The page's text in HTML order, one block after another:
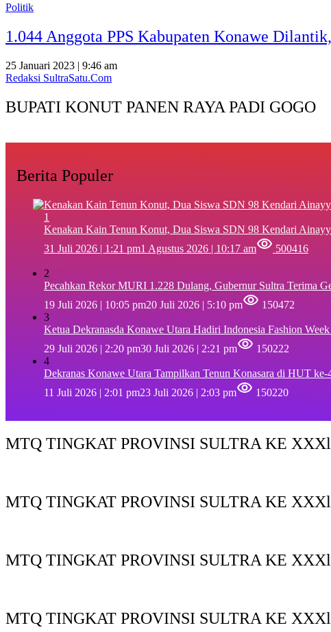
Politik
1.044 Anggota PPS Kabupaten Konawe
25 Januari 2023 | 9:46 am
Redaksi SultraSatu.Com
BUPATI KONUT PANEN RAYA PADI GOGO
Berita Populer
1
‎Kenakan Kain Tenun Konut, Dua Siswa SDN 98 Kendari
31 Juli 2026 | 1:21 pm1 Agustus 2026 | 10:17 am 500416
2
Pecahkan Rekor MURI 1.228 Dulang, Gubernur Sultra Terima
19 Juli 2026 | 10:05 pm20 Juli 2026 | 5:10 pm
150472
3
Ketua Dekranasda Konawe Utara Hadiri Indonesia Fashion
29 Juli 2026 | 2:20 pm30 Juli 2026 | 2:21 pm
150222
4
Dekranas Konawe Utara Tampilkan Tenun Konasara di HUT
11 Juli 2026 | 2:01 pm23 Juli 2026 | 2:03 pm 150220
MTQ TINGKAT PROVINSI SULTRA KE
MTQ TINGKAT PROVINSI SULTRA KE
MTQ TINGKAT PROVINSI SULTRA KE
MTQ TINGKAT PROVINSI SULTRA KE